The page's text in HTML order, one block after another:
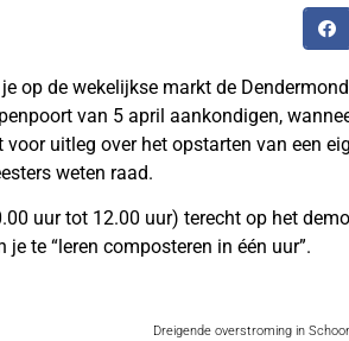
op de wekelijkse markt de
van 5 april aankondigen,
uitleg over het opstarten van een
weten raad.
uur tot 12.00 uur) terecht op het
te “leren composteren in één uur”.
Dreigende overstroming in